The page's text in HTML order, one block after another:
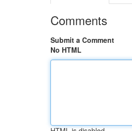
Comments
Submit a Comment
No HTML